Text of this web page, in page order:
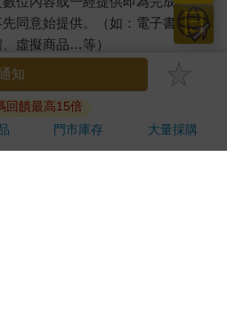
先同意始提供。（如：電子書、電
虛擬商品…等）
。（如：內衣褲、刮鬍刀、除毛
到貨7天的猶豫期（含例假
合商品恕無法接受單獨退貨）必須
知
回饋最高15倍
門市庫存 大量採購
日